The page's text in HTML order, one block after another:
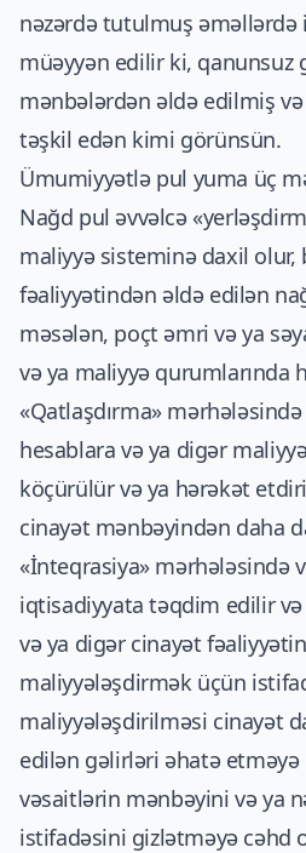
nəzərdə tutulmuş
müəyyən edilir ki, qanunsuz
mənbələrdən əldə edilmiş
təşkil edən kimi görünsün.
Ümumiyyətlə pul yuma üç
Nağd pul əvvəlcə
maliyyə sisteminə daxil olur,
fəaliyyətindən əldə edilən
məsələn, poçt əmri və ya
və ya maliyyə qurumlarında
«Qatlaşdırma»
hesablara və ya digər
köçürülür və ya hərəkət
cinayət mənbəyindən daha
«İnteqrasiya» mərhələsində
iqtisadiyyata təqdim edilir
və ya digər cinayət
maliyyələşdirmək üçün
maliyyələşdirilməsi cinayət
edilən gəlirləri əhatə etməyə
vəsaitlərin mənbəyini və ya
istifadəsini gizlətməyə cəhd